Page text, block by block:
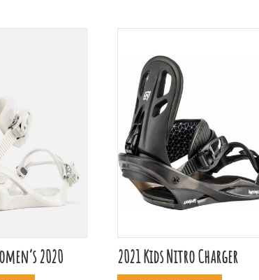
2020 2021 Kids Nitro Charger